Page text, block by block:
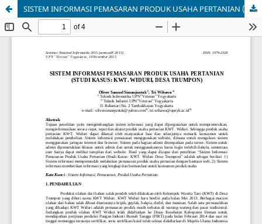
SISTEM INFORMASI PEMASARAN PRODUK USAHA PERTANIAN (STUDI KASUS: KWT. WIDURI, DESA TRUMPON)